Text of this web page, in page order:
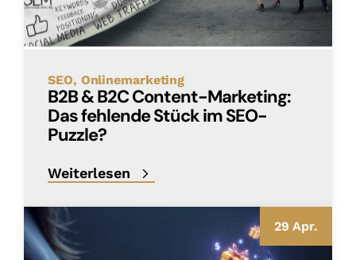
SEO Onlinemarketing
B2B & B2C Content-Marketing:
Das fehlende Stück im SEO-
Puzzle?
Weiterlesen
29 Apr.